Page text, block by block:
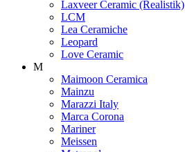
Laxveer Ceramic (Realistik)
LCM
Lea Ceramiche
Leopard
Love Ceramic
M
Maimoon Ceramica
Mainzu
Marazzi Italy
Marca Corona
Mariner
Meissen